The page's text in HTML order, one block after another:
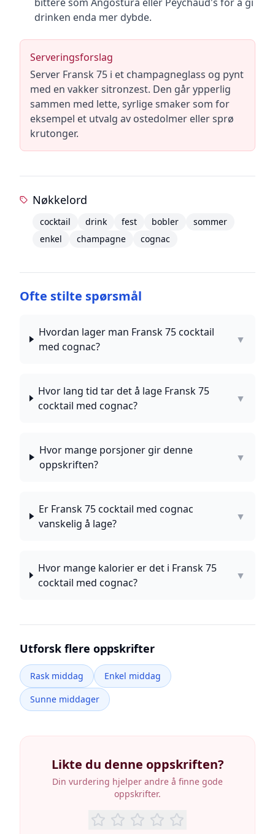
drinken enda mer dybde.
Serveringsforslag
Server Fransk 75 i et champagneglass og pynt
med en vakker sitronzest. Den går ypperlig
sammen med lette, syrlige smaker som for
eksempel et utvalg av ostedolmer eller sprø
krutonger.
Nøkkelord
cocktail drink fest bobler
sommer
enkel
champagne cognac
Ofte stilte spørsmål
Hvordan lager man Fransk 75 cocktail
med cognac?
▼
Hvor lang tid tar det å lage Fransk 75
cocktail med cognac?
▼
Hvor mange porsjoner gir denne
oppskriften?
▼
Er Fransk 75 cocktail med cognac
vanskelig å lage?
▼
Hvor mange kalorier er det i Fransk 75
cocktail med cognac?
▼
Utforsk flere oppskrifter
Rask middag
Enkel middag
Sunne middager
Likte du denne oppskriften?
Din vurdering hjelper andre å finne gode
oppskrifter.